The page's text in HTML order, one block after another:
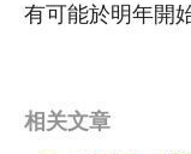
有可能於明年開
相关文章